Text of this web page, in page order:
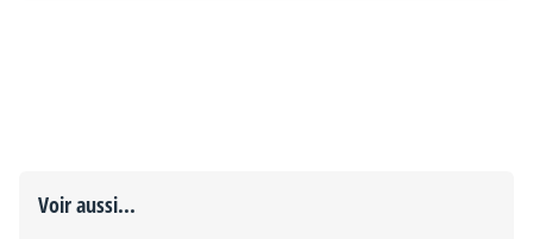
Voir aussi...